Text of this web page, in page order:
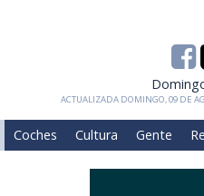
ACTUALIZADA DOMINGO, 09 DE
Coches Cultura Gente